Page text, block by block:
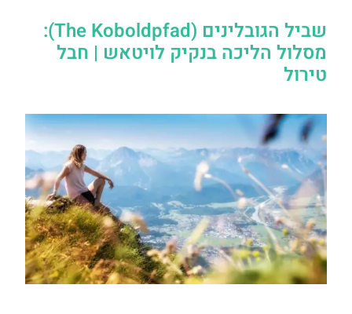
שביל הגובלינים (The Koboldpfad):
מסלול הליכה בנקיק לויטאש | חבל
טירול